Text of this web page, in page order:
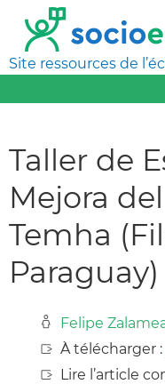
Site ressources de
Taller de
Mejora
Temha
Paraguay)
Felipe
À télécharger :
Lire l’article